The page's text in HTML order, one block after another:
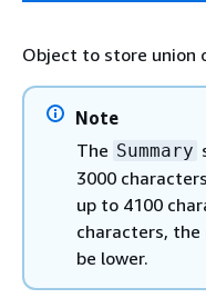
Object to store union
Note
The Summary
3000
up to 4100
characters,
be lower.